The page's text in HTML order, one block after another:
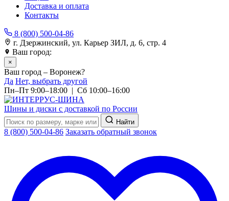
Доставка и оплата
Контакты
8 (800) 500-04-86
г. Дзержинский, ул. Карьер ЗИЛ, д. 6, стр. 4
Ваш город:
×
Ваш город – Воронеж?
Да Нет, выбрать другой
Пн–Пт 9:00–18:00 | Сб 10:00–16:00
Шины и диски с доставкой по России
Найти
8 (800) 500-04-86 Заказать обратный звонок